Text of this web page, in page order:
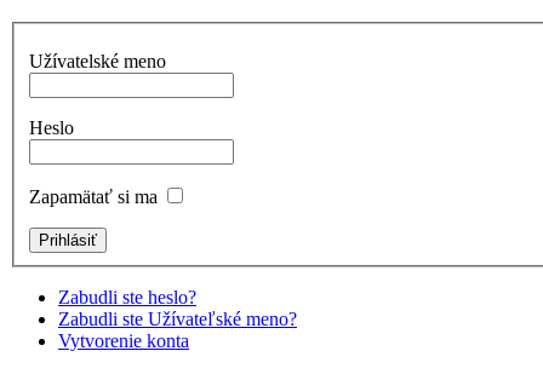
Užívatelské meno
Heslo
Zapamätať si ma
Zabudli ste heslo?
Zabudli ste Užívateľské meno?
Vytvorenie konta